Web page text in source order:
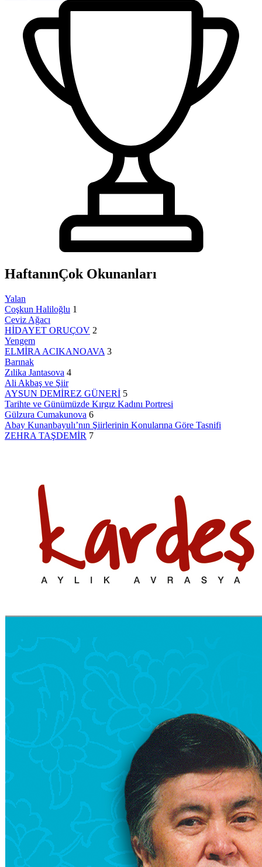
HaftanınÇok Okunanları
Yalan
Coşkun Haliloğlu 1
Ceviz Ağacı
HİDAYET ORUÇOV 2
Yengem
ELMİRA ACIKANOAVA 3
Barınak
Zılika Jantasova 4
Ali Akbaş ve Şiir
AYSUN DEMİREZ GÜNERİ 5
Tarihte ve Günümüzde Kırgız Kadını Portresi
Gülzura Cumakunova 6
Abay Kunanbayulı’nın Şiirlerinin Konularına Göre Tasnifi
ZEHRA TAŞDEMİR 7